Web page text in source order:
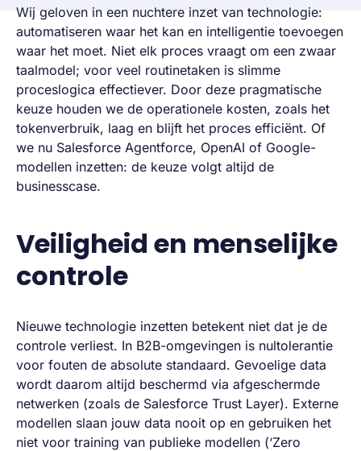
Wij geloven in een nuchtere inzet van technologie:
automatiseren waar het kan en intelligentie toevoegen
waar het moet. Niet elk proces vraagt om een zwaar
taalmodel; voor veel routinetaken is slimme
proceslogica effectiever. Door deze pragmatische
keuze houden we de operationele kosten, zoals het
tokenverbruik, laag en blijft het proces efficiënt. Of
we nu Salesforce Agentforce, OpenAI of Google-
modellen inzetten: de keuze volgt altijd de
businesscase.
Veiligheid en menselijke
controle
Nieuwe technologie inzetten betekent niet dat je de
controle verliest. In B2B-omgevingen is nultolerantie
voor fouten de absolute standaard. Gevoelige data
wordt daarom altijd beschermd via afgeschermde
netwerken (zoals de Salesforce Trust Layer). Externe
modellen slaan jouw data nooit op en gebruiken het
niet voor training van publieke modellen (‘Zero